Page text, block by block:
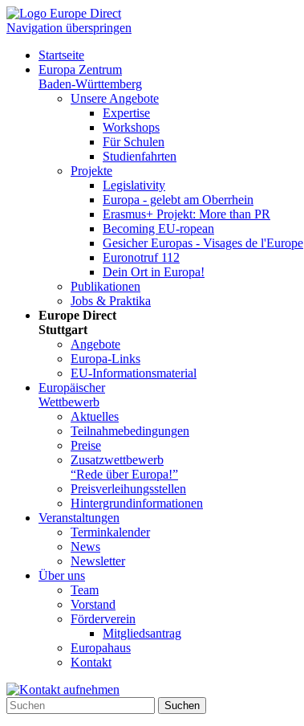
Navigation überspringen
Startseite
Europa Zentrum
Baden-Württemberg
Unsere Angebote
Expertise
Workshops
Für Schulen
Studienfahrten
Projekte
Legislativity
Europa - gelebt am Oberrhein
Erasmus+ Projekt: More than PR
Becoming EU-ropean
Gesicher Europas - Visages de l'Europe
Euronotruf 112
Dein Ort in Europa!
Publikationen
Jobs & Praktika
Europe Direct
Stuttgart
Angebote
Europa-Links
EU-Informationsmaterial
Europäischer
Wettbewerb
Aktuelles
Teilnahme­bedingungen
Preise
Zusatzwettbewerb
“Rede über Europa!”
Preisverleihungsstellen
Hintergrundinformationen
Veranstaltungen
Terminkalender
News
Newsletter
Über uns
Team
Vorstand
Förderverein
Mitgliedsantrag
Europahaus
Kontakt
Suchen